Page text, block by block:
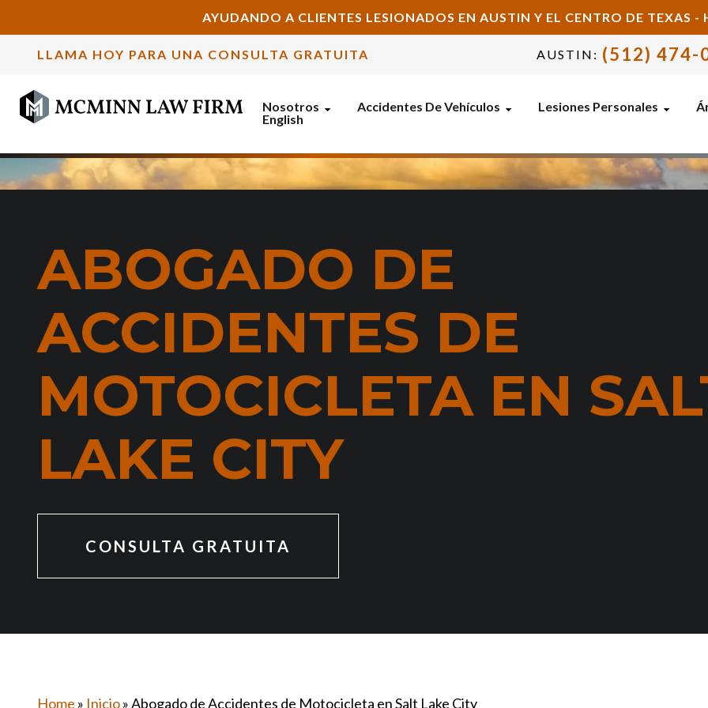
AYUDANDO A CLIENTES LESIONADOS EN AUSTIN Y EL CENTRO DE TEXAS -
LLAMA HOY PARA UNA CONSULTA GRATUITA AUSTIN: (512) 474-
Nosotros Accidentes De Vehículos Lesiones Personales
English
ABOGADO DE
ACCIDENTES DE
MOTOCICLETA EN
LAKE CITY
CONSULTA GRATUITA
Home » Inicio»Abogado de Accidentes de Motocicleta en Salt Lake City